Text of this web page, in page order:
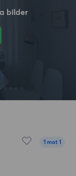
bilder
1 mot 1